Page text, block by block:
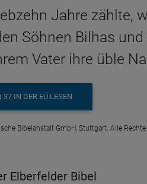
Jahre zählte,
Söhnen Bilhas
Vater ihre üble
37 IN DER EÜ LESEN
Bibelanstalt GmbH, Stuttgart. Alle
Elberfelder Bibel